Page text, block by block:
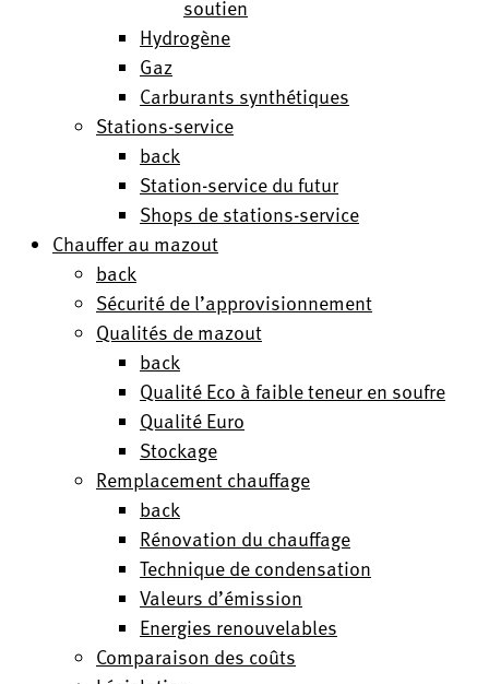
soutien
Hydrogène
Gaz
Carburants synthétiques
Stations-service
back
Station-service du futur
Shops de stations-service
Chauffer au mazout
back
Sécurité de l’approvisionnement
Qualités de mazout
back
Qualité Eco à faible teneur en soufre
Qualité Euro
Stockage
Remplacement chauffage
back
Rénovation du chauffage
Technique de condensation
Valeurs d’émission
Energies renouvelables
Comparaison des coûts